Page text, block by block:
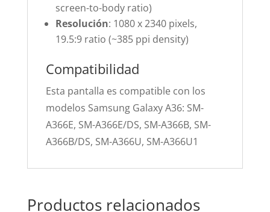
screen-to-body ratio)
Resolución: 1080 x 2340 pixels,
19.5:9 ratio (~385 ppi density)
Compatibilidad
Esta pantalla es compatible con los
modelos Samsung Galaxy A36: SM-
A366E, SM-A366E/DS, SM-A366B, SM-
A366B/DS, SM-A366U, SM-A366U1
Productos relacionados